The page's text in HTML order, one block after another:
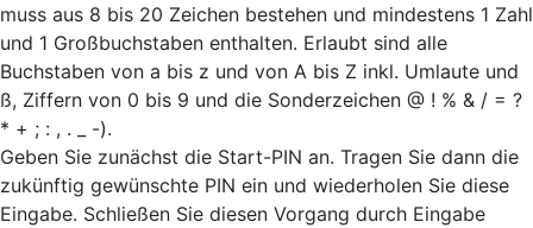
muss aus 8 bis 20 Zeichen bestehen und mindestens 1 Zahl
und 1 Großbuchstaben enthalten. Erlaubt sind alle
Buchstaben von a bis z und von A bis Z inkl. Umlaute und
ß, Ziffern von 0 bis 9 und die Sonderzeichen @ ! % & / = ?
* + ; : , . _ -).
Geben Sie zunächst die Start-PIN an. Tragen Sie dann die
zukünftig gewünschte PIN ein und wiederholen Sie diese
Eingabe. Schließen Sie diesen Vorgang durch Eingabe